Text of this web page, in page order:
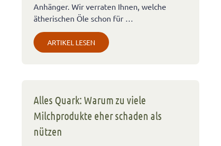
Anhänger. Wir verraten Ihnen, welche
ätherischen Öle schon für …
ARTIKEL LESEN
Alles Quark: Warum zu viele
Milchprodukte eher schaden als
nützen